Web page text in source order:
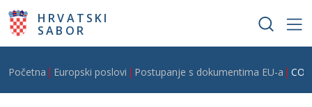
Skoči na glavni sadržaj
HRVATSKI
SABOR
Breadcrumb
Početna Europski poslovi Postupanje s dokumentima EU-a